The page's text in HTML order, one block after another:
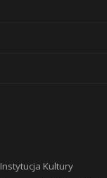
Instytucja Kultury